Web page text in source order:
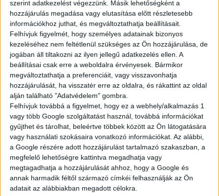
szerint adatkezelést végezzünk. Másik lehetőségként a
hozzájárulás megadása vagy elutasítása előtt részletesebb
információkhoz juthat, és megváltoztathatja beállításait.
Felhívjuk figyelmét, hogy személyes adatainak bizonyos
kezeléséhez nem feltétlenül szükséges az Ön hozzájárulása, de
jogában áll tiltakozni az ilyen jellegű adatkezelés ellen. A
beállításai csak erre a weboldalra érvényesek. Bármikor
megváltoztathatja a preferenciáit, vagy visszavonhatja
hozzájárulását, ha visszatér erre az oldalra, és rákattint az oldal
alján található "Adatvédelem" gombra.
Felhívjuk továbbá a figyelmet, hogy ez a webhely/alkalmazás 1
vagy több Google szolgáltatást használ, továbbá információkat
gyűjthet és tárolhat, beleértve többek között az Ön látogatására
vagy használati szokásaira vonatkozó információkat. Az alábbi,
a Google részére adott hozzájárulást tartalmazó szakaszban, a
megfelelő lehetőségre kattintva megadhatja vagy
megtagadhatja a hozzájárulását ahhoz, hogy a Google és
annak harmadik féltől származó címkéi felhasználják az Ön
adatait az alábbiakban megadott célokra.
TELJES KÍNÁLAT
AKTUÁLIS
AJÁNLATAINK